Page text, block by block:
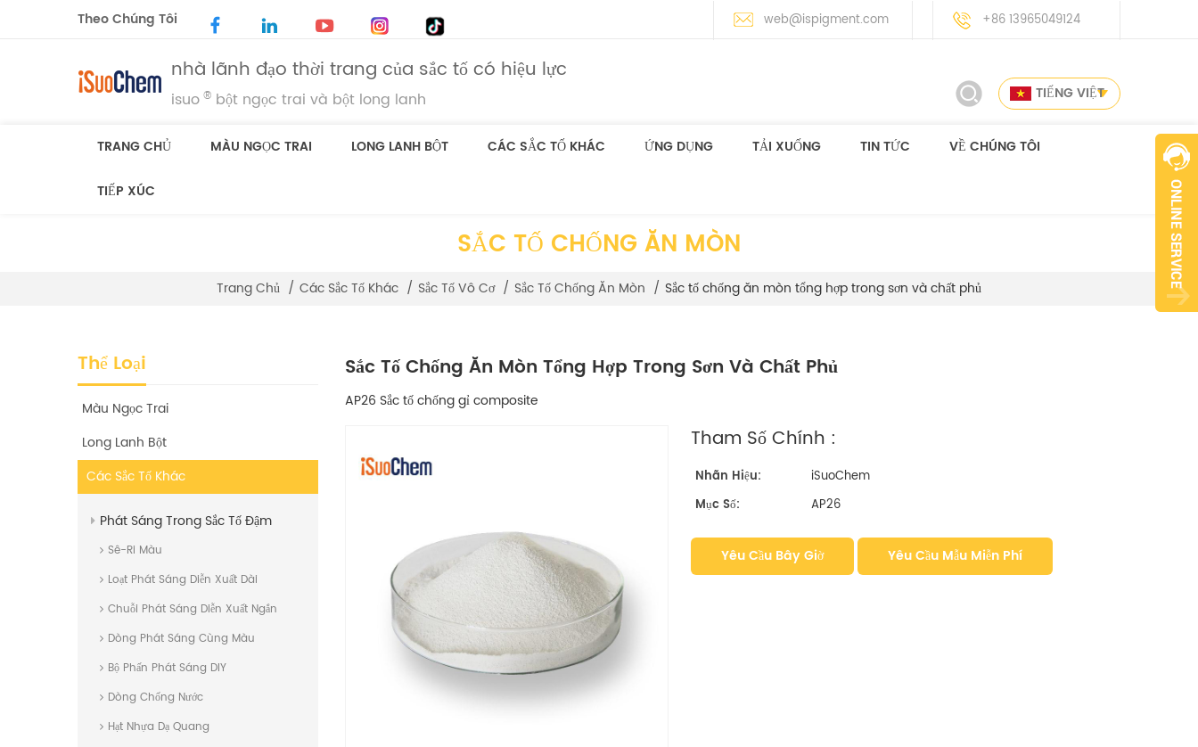
Theo Chúng Tôi web@ispigment.com +86 13965049124
nhà lãnh đạo thời trang của sắc tố có hiệu lực
isuo ® bột ngọc trai và bột long lanh TIẾNG VIỆT
TRANG CHỦ MÀU NGỌC TRAI LONG LANH BỘT CÁC SẮC TỐ KHÁC ỨNG DỤNG TẢI XUỐNG TIN TỨC VỀ CHÚNG TÔI
TIẾP XÚC
SẮC TỐ CHỐNG ĂN MÒN
Trang Chủ / Các Sắc Tố Khác / Sắc Tố Vô Cơ / Sắc Tố Chống Ăn Mòn / Sắc tố chống ăn mòn tổng hợp trong sơn và chất phủ
Sắc Tố Chống Ăn Mòn Tổng Hợp Trong Sơn Và Chất Phủ
AP26 Sắc tố chống gỉ composite
Tham Số Chính :
Nhãn Hiệu:
iSuoChem
Mục Số:
AP26
Yêu Cầu Bây Giờ Yêu Cầu Mẫu Miễn Phí
Thể Loại
Màu Ngọc Trai
Long Lanh Bột
Các Sắc Tố Khác
Phát Sáng Trong Sắc Tố Đậm
Sê-Ri Màu
Loạt Phát Sáng Diễn Xuất Dài
Chuỗi Phát Sáng Diễn Xuất Ngắn
Dòng Phát Sáng Cùng Màu
Bộ Phấn Phát Sáng DIY
Dòng Chống Nước
Hạt Nhựa Dạ Quang